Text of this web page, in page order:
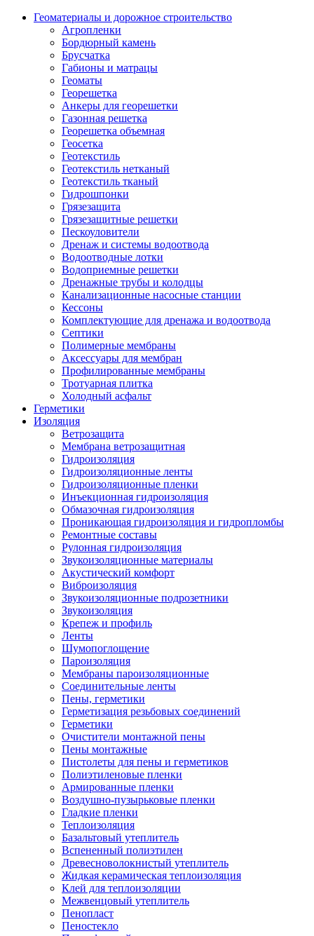
Геоматериалы и дорожное строительство
Агропленки
Бордюрный камень
Брусчатка
Габионы и матрацы
Геоматы
Георешетка
Анкеры для георешетки
Газонная решетка
Георешетка объемная
Геосетка
Геотекстиль
Геотекстиль нетканый
Геотекстиль тканый
Гидрошпонки
Грязезащита
Грязезащитные решетки
Пескоуловители
Дренаж и системы водоотвода
Водоотводные лотки
Водоприемные решетки
Дренажные трубы и колодцы
Канализационные насосные станции
Кессоны
Комплектующие для дренажа и водоотвода
Септики
Полимерные мембраны
Аксессуары для мембран
Профилированные мембраны
Тротуарная плитка
Холодный асфальт
Герметики
Изоляция
Ветрозащита
Мембрана ветрозащитная
Гидроизоляция
Гидроизоляционные ленты
Гидроизоляционные пленки
Инъекционная гидроизоляция
Обмазочная гидроизоляция
Проникающая гидроизоляция и гидропломбы
Ремонтные составы
Рулонная гидроизоляция
Звукоизоляционные материалы
Акустический комфорт
Виброизоляция
Звукоизоляционные подрозетники
Звукоизоляция
Крепеж и профиль
Ленты
Шумопоглощение
Пароизоляция
Мембраны пароизоляционные
Соединительные ленты
Пены, герметики
Герметизация резьбовых соединений
Герметики
Очистители монтажной пены
Пены монтажные
Пистолеты для пены и герметиков
Полиэтиленовые пленки
Армированные пленки
Воздушно-пузырьковые пленки
Гладкие пленки
Теплоизоляция
Базальтовый утеплитель
Вспененный полиэтилен
Древесноволокнистый утеплитель
Жидкая керамическая теплоизоляция
Клей для теплоизоляции
Межвенцовый утеплитель
Пенопласт
Пеностекло